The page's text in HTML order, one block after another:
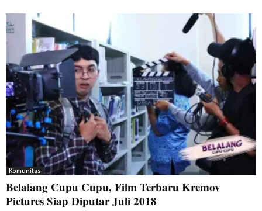
Komunitas
Belalang Cupu Cupu, Film Terbaru Kremov
Pictures Siap Diputar Juli 2018